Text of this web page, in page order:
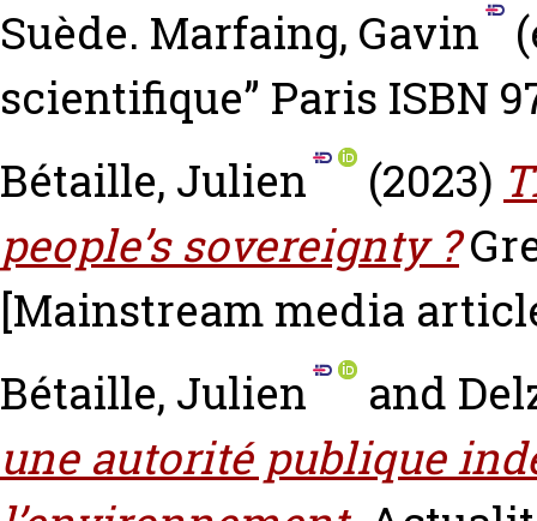
Suède. Marfaing, Gavin
scientifique” Paris ISBN
Bétaille, Julien
(2023)
people’s sovereignty ?
[Mainstream media
Bétaille, Julien
and
une autorité publique